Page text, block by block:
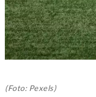
(Foto: Pexels)